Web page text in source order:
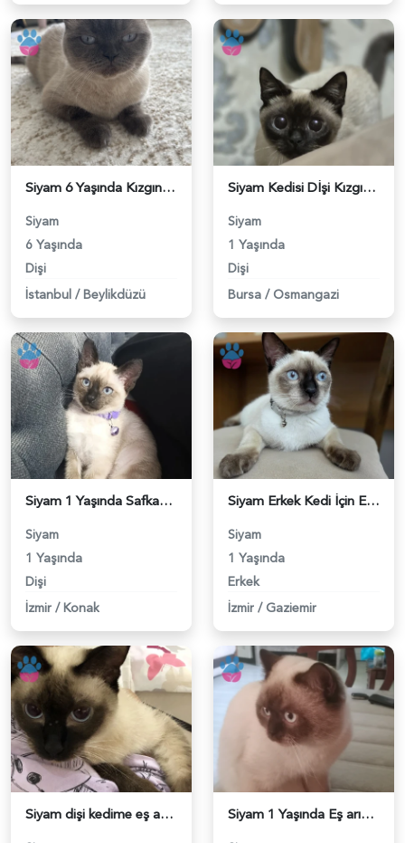
Siyam 6 Yaşında Kızgınlığa Girdi - 118984394
Siyam
6 Yaşında
Dişi
İstanbul / Beylikdüzü
Siyam Kedisi Dİşi Kızgınlıkta - 118984287
Siyam
1 Yaşında
Dişi
Bursa / Osmangazi
Siyam 1 Yaşında Safkan Kedime Eş Arıyorum - 118984225
Siyam
1 Yaşında
Dişi
İzmir / Konak
Siyam Erkek Kedi İçin Eş Aranıyor - 118983369
Siyam
1 Yaşında
Erkek
İzmir / Gaziemir
Siyam dişi kedime eş arıyorum - 118983924 Siyam 1 Yaşında Eş arıyoruz - 118983821